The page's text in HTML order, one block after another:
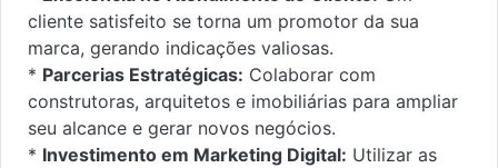
cliente satisfeito se torna um promotor da sua
marca, gerando indicações valiosas.
* Parcerias Estratégicas: Colaborar com
construtoras, arquitetos e imobiliárias para ampliar
seu alcance e gerar novos negócios.
* Investimento em Marketing Digital: Utilizar as